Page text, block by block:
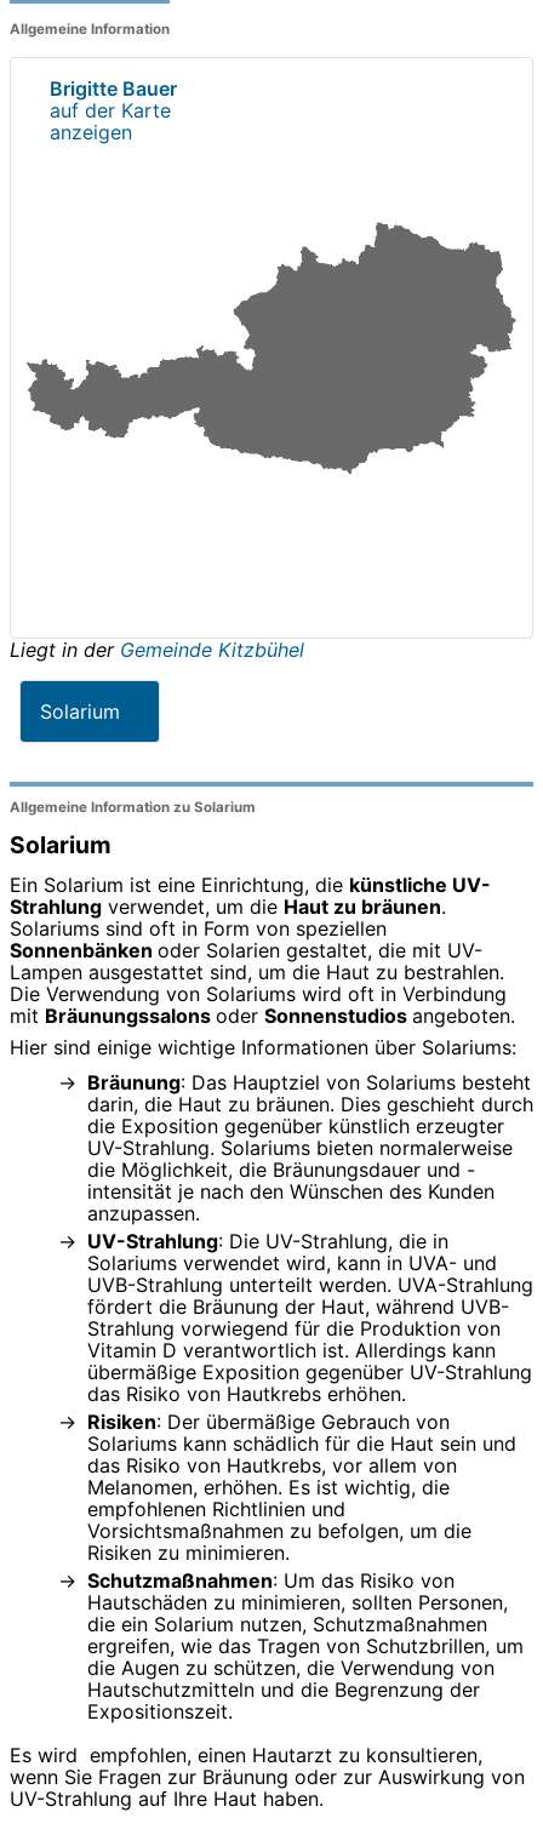
Allgemeine Information
Brigitte Bauer
auf der Karte
anzeigen
Liegt in der Gemeinde Kitzbühel
Solarium
Allgemeine Information zu Solarium
Solarium
Ein Solarium ist eine Einrichtung, die künstliche UV-
Strahlung verwendet, um die Haut zu bräunen.
Solariums sind oft in Form von speziellen
Sonnenbänken oder Solarien gestaltet, die mit UV-
Lampen ausgestattet sind, um die Haut zu bestrahlen.
Die Verwendung von Solariums wird oft in Verbindung
mit Bräunungssalons oder Sonnenstudios angeboten.
Hier sind einige wichtige Informationen über Solariums:
Bräunung: Das Hauptziel von Solariums besteht
darin, die Haut zu bräunen. Dies geschieht durch
die Exposition gegenüber künstlich erzeugter
UV-Strahlung. Solariums bieten normalerweise
die Möglichkeit, die Bräunungsdauer und -
intensität je nach den Wünschen des Kunden
anzupassen.
UV-Strahlung: Die UV-Strahlung, die in
Solariums verwendet wird, kann in UVA- und
UVB-Strahlung unterteilt werden. UVA-Strahlung
fördert die Bräunung der Haut, während UVB-
Strahlung vorwiegend für die Produktion von
Vitamin D verantwortlich ist. Allerdings kann
übermäßige Exposition gegenüber UV-Strahlung
das Risiko von Hautkrebs erhöhen.
Risiken: Der übermäßige Gebrauch von
Solariums kann schädlich für die Haut sein und
das Risiko von Hautkrebs, vor allem von
Melanomen, erhöhen. Es ist wichtig, die
empfohlenen Richtlinien und
Vorsichtsmaßnahmen zu befolgen, um die
Risiken zu minimieren.
Schutzmaßnahmen: Um das Risiko von
Hautschäden zu minimieren, sollten Personen,
die ein Solarium nutzen, Schutzmaßnahmen
ergreifen, wie das Tragen von Schutzbrillen, um
die Augen zu schützen, die Verwendung von
Hautschutzmitteln und die Begrenzung der
Expositionszeit.
Es wird empfohlen, einen Hautarzt zu konsultieren,
wenn Sie Fragen zur Bräunung oder zur Auswirkung von
UV-Strahlung auf Ihre Haut haben.